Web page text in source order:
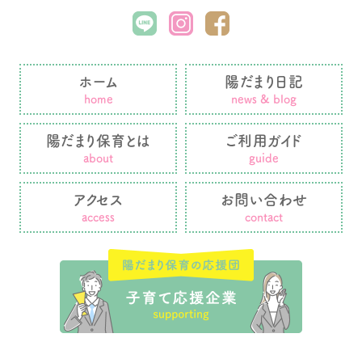
ホーム
home
陽だまり日記
news & blog
陽だまり保育とは
about
ご利用ガイド
guide
アクセス
access
お問い合わせ
contact